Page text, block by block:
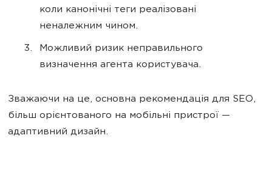
коли канонічні теги реалізовані
неналежним чином.
Можливий ризик неправильного
визначення агента користувача.
Зважаючи на це, основна рекомендація для SEO,
більш орієнтованого на мобільні пристрої —
адаптивний дизайн.